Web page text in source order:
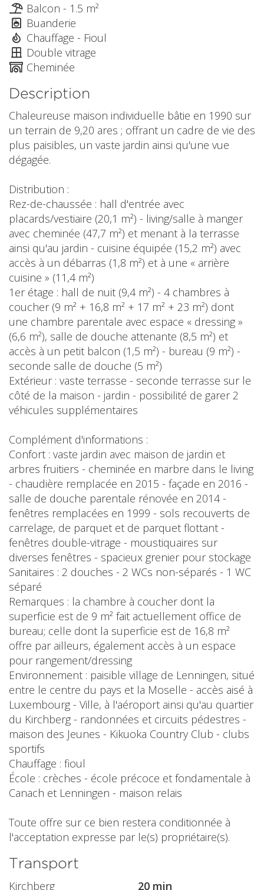
Balcon - 1.5 m²
Buanderie
Chauffage - Fioul
Double vitrage
Cheminée
Description
Chaleureuse maison individuelle bâtie en 1990 sur
un terrain de 9,20 ares ; offrant un cadre de vie des
plus paisibles, un vaste jardin ainsi qu'une vue
dégagée.
Distribution :
Rez-de-chaussée : hall d'entrée avec
placards/vestiaire (20,1 m²) - living/salle à manger
avec cheminée (47,7 m²) et menant à la terrasse
ainsi qu'au jardin - cuisine équipée (15,2 m²) avec
accès à un débarras (1,8 m²) et à une « arrière
cuisine » (11,4 m²)
1er étage : hall de nuit (9,4 m²) - 4 chambres à
coucher (9 m² + 16,8 m² + 17 m² + 23 m²) dont
une chambre parentale avec espace « dressing »
(6,6 m²), salle de douche attenante (8,5 m²) et
accès à un petit balcon (1,5 m²) - bureau (9 m²) -
seconde salle de douche (5 m²)
Extérieur : vaste terrasse - seconde terrasse sur le
côté de la maison - jardin - possibilité de garer 2
véhicules supplémentaires
Complément d'informations :
Confort : vaste jardin avec maison de jardin et
arbres fruitiers - cheminée en marbre dans le living
- chaudière remplacée en 2015 - façade en 2016 -
salle de douche parentale rénovée en 2014 -
fenêtres remplacées en 1999 - sols recouverts de
carrelage, de parquet et de parquet flottant -
fenêtres double-vitrage - moustiquaires sur
diverses fenêtres - spacieux grenier pour stockage
Sanitaires : 2 douches - 2 WCs non-séparés - 1 WC
séparé
Remarques : la chambre à coucher dont la
superficie est de 9 m² fait actuellement office de
bureau; celle dont la superficie est de 16,8 m²
offre par ailleurs, également accès à un espace
pour rangement/dressing
Environnement : paisible village de Lenningen, situé
entre le centre du pays et la Moselle - accès aisé à
Luxembourg - Ville, à l'aéroport ainsi qu'au quartier
du Kirchberg - randonnées et circuits pédestres -
maison des Jeunes - Kikuoka Country Club - clubs
sportifs
Chauffage : fioul
École : crèches - école précoce et fondamentale à
Canach et Lenningen - maison relais
Toute offre sur ce bien restera conditionnée à
l'acceptation expresse par le(s) propriétaire(s).
Transport
Kirchberg 20 min